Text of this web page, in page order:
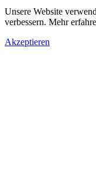
Unsere Website
verbessern. Mehr
Akzeptieren